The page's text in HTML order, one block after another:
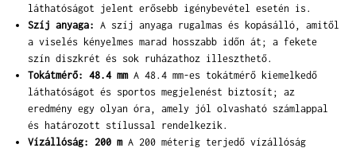
láthatóságot jelent erősebb igénybevétel esetén is.
Szíj anyaga: A szíj anyaga rugalmas és kopásálló, amitől
a viselés kényelmes marad hosszabb időn át; a fekete
szín diszkrét és sok ruházathoz illeszthető.
Tokátmérő: 48.4 mmA 48.4 mm-es tokátmérő kiemelkedő
láthatóságot és sportos megjelenést biztosít; az
eredmény egy olyan óra, amely jól olvasható számlappal
és határozott stílussal rendelkezik.
Vízállóság: 200 mA 200 méterig terjedő vízállóság